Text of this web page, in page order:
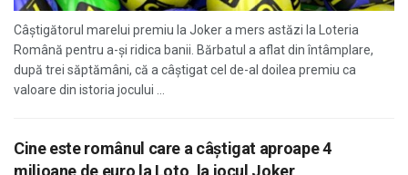
Câștigătorul marelui premiu la Joker a mers astăzi la Loteria
Română pentru a-și ridica banii. Bărbatul a aflat din întâmplare,
după trei săptămâni, că a câștigat cel de-al doilea premiu ca
valoare din istoria jocului ...
Cine este românul care a câştigat aproape 4
milioane de euro la Loto, la jocul Joker